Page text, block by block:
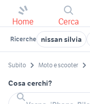
Home Cerca
Ricerche nissan silvia
Subito Moto e scooter
Cosa cerchi?